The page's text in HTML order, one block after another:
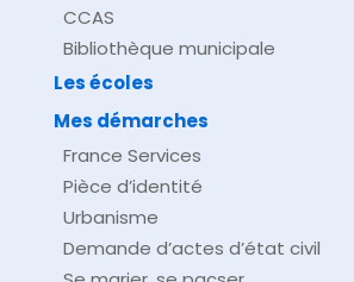
CCAS
Bibliothèque municipale
Les écoles
Mes démarches
France Services
Pièce d’identité
Urbanisme
Demande d’actes d’état civil